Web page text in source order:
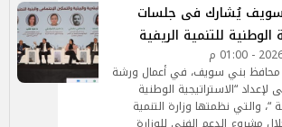
سويف يُشارك فى جلسات
الوطنية للتنمية الريفية
محافظ بني سويف، في أعمال ورشة
لإعداد “الاستراتيجية الوطنية
“، والتي نظمتها وزارة التنمية